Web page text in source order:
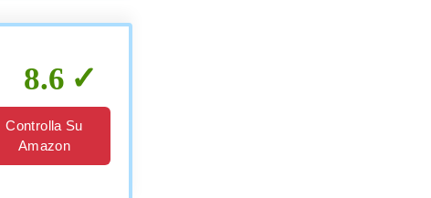
8.6
Controlla Su
Amazon